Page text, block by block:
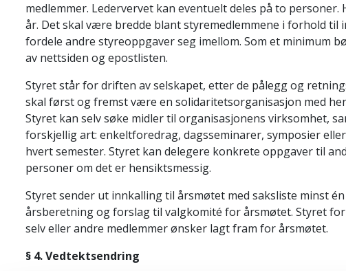
medlemmer. Ledervervet kan eventuelt deles på to
år. Det skal være bredde blant styremedlemmene i forhold
fordele andre styreoppgaver seg imellom. Som et minimum
av nettsiden og epostlisten.
Styret står for driften av selskapet, etter de pålegg og
skal først og fremst være en solidaritetsorganisasjon med
Styret kan selv søke midler til organisasjonens virksomhet,
forskjellig art: enkeltforedrag, dagsseminarer, symposier
hvert semester. Styret kan delegere konkrete oppgaver til
personer om det er hensiktsmessig.
Styret sender ut innkalling til årsmøtet med saksliste minst
årsberetning og forslag til valgkomité for årsmøtet. Styret
selv eller andre medlemmer ønsker lagt fram for årsmøtet.
§ 4. Vedtektsendring